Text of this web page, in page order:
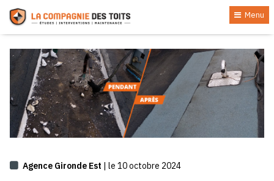
Menu
Agence Gironde Est | le 10 octobre 2024